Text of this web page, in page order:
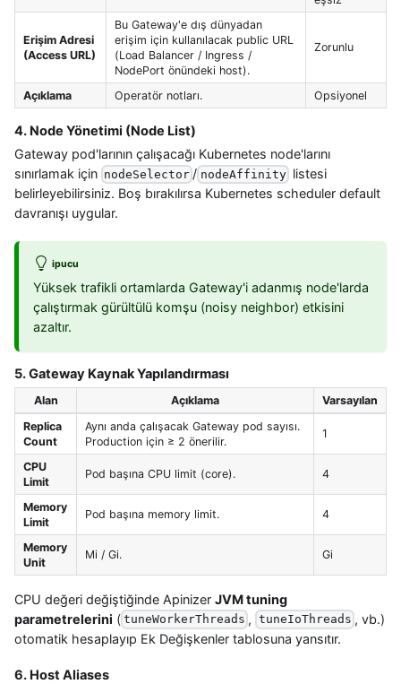
Erişim Adresi
(Access URL)
Bu Gateway'e dış dünyadan
erişim için kullanılacak public URL
(Load Balancer / Ingress /
NodePort önündeki host).
Zorunlu
Açıklama Operatör notları. Opsiyonel
4. Node Yönetimi (Node List)
Gateway pod'larının çalışacağı Kubernetes node'larını
sınırlamak için nodeSelector / nodeAffinity listesi
belirleyebilirsiniz. Boş bırakılırsa Kubernetes scheduler default
davranışı uygular.
ipucu
Yüksek trafikli ortamlarda Gateway'i adanmış node'larda
çalıştırmak gürültülü komşu (noisy neighbor) etkisini
azaltır.
5. Gateway Kaynak Yapılandırması
Alan Açıklama
Varsayılan
Replica
Count
Aynı anda çalışacak Gateway pod sayısı.
Production için ≥ 2 önerilir.
1
CPU
Limit
Pod başına CPU limit (core). 4
Memory
Limit
Pod başına memory limit. 4
Memory
Unit
Mi / Gi. Gi
CPU değeri değiştiğinde Apinizer JVM tuning
parametrelerini ( tuneWorkerThreads , tuneIoThreads , vb.)
otomatik hesaplayıp Ek Değişkenler tablosuna yansıtır.
6. Host Aliases